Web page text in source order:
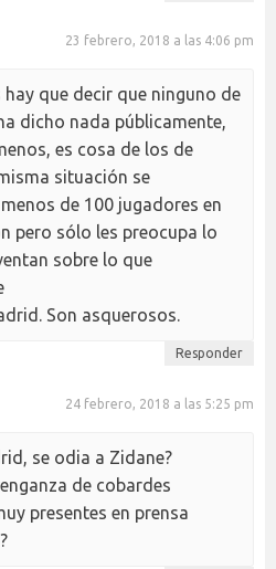
23 febrero, 2018 a las 4:06 pm
hay que decir que ninguno de
dicho nada públicamente,
es cosa de los de
situación se
de 100 jugadores en
pero sólo les preocupa lo
sobre lo que
Son asquerosos.
Responder
24 febrero, 2018 a las 5:25 pm
se odia a Zidane?
de cobardes
presentes en prensa